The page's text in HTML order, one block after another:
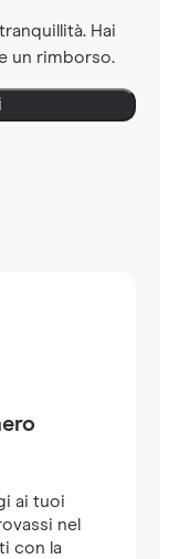
Hai
un rimborso.
ai tuoi
nel
con la